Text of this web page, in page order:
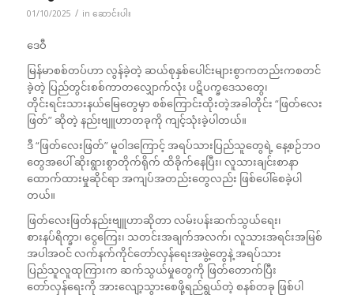
01/10/2025 / in ဆောင်းပါး
ဒေဝီ
မြန်မာစစ်တပ်ဟာ လွန်ခဲ့တဲ့ ဆယ်စုနှစ်ပေါင်းများစွာကတည်းကစတင်
ခဲ့တဲ့ ပြည်တွင်းစစ်ကာတလျှောက်လုံး ပဋိပက္ခဒေသတွေ၊
တိုင်းရင်းသားနယ်မြေတွေမှာ စစ်ကြောင်းထိုးတဲ့အခါတိုင်း “ဖြတ်လေး
ဖြတ်” ဆိုတဲ့ နည်းဗျူဟာတခုကို ကျင့်သုံးခဲ့ပါတယ်။
ဒီ “ဖြတ်လေးဖြတ်” မူဝါဒကြောင့် အရပ်သားပြည်သူတွေရဲ့ နေ့စဉ်ဘဝ
တွေအပေါ် ဆိုးရွားစွာတိုက်ရိုက် ထိခိုက်နေပြီး၊ လူသားချင်းစာနာ
ထောက်ထားမှုဆိုင်ရာ အကျပ်အတည်းတွေလည်း ဖြစ်ပေါ်စေခဲ့ပါ
တယ်။
ဖြတ်လေးဖြတ်နည်းဗျူဟာဆိုတာ လမ်းပန်းဆက်သွယ်ရေး၊
စားနပ်ရိက္ခာ၊ ငွေကြေး၊ သတင်းအချက်အလက်၊ လူသားအရင်းအမြစ်
အပါအဝင် လက်နက်ကိုင်တော်လှန်ရေးအဖွဲ့တွေနဲ့ အရပ်သား
ပြည်သူလူထုကြားက ဆက်သွယ်မှုတွေကို ဖြတ်တောက်ပြီး
တော်လှန်ရေးကို အားလျော့သွားစေဖို့ရည်ရွယ်တဲ့ စနစ်တခု ဖြစ်ပါ